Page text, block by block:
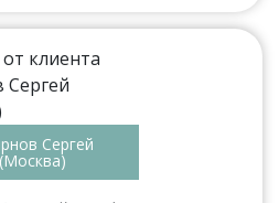
Сергей
(Москва)